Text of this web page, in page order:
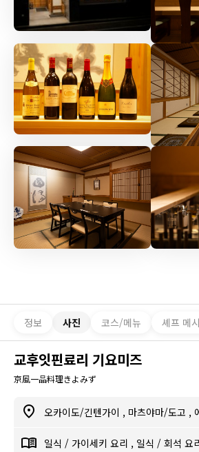
정보 사진 코스/메뉴 셰프 메
교후잇핀료리 기요미즈
京風一品料理きよみず
오카이도/긴텐가이 , 마츠야마/도고 ,
일식 / 가이세키 요리 , 일식 / 회석 요